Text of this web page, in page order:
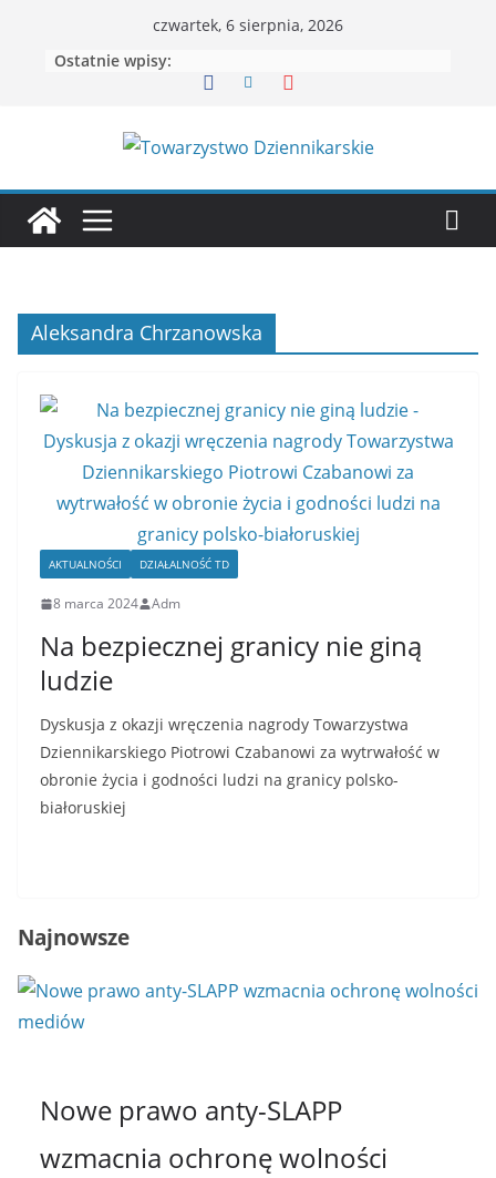
czwartek, 6 sierpnia, 2026
Ostatnie wpisy:
Aleksandra Chrzanowska
AKTUALNOŚCI DZIAŁALNOŚĆ TD
8 marca 2024 Adm
Na bezpiecznej granicy nie giną
ludzie
Dyskusja z okazji wręczenia nagrody Towarzystwa
Dziennikarskiego Piotrowi Czabanowi za wytrwałość w
obronie życia i godności ludzi na granicy polsko-
białoruskiej
Najnowsze
Nowe prawo anty-SLAPP
wzmacnia ochronę wolności